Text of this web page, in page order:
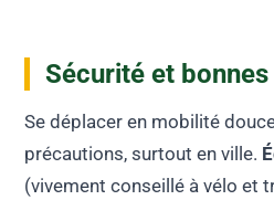
Sécurité et
Se déplacer en mobilité
précautions, surtout en ville.
(vivement conseillé à vélo et